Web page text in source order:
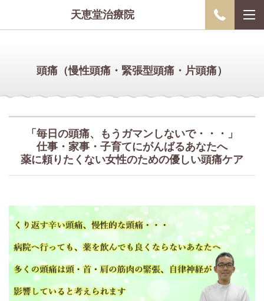
天恵堂治療院
頭痛（慢性頭痛・緊張型頭痛・片頭痛）
「毎日の頭痛、もうガマンしないで・・・」
仕事・家事・子育てにがんばるあなたへ
薬に頼りたくない女性のための優しい頭痛ケア